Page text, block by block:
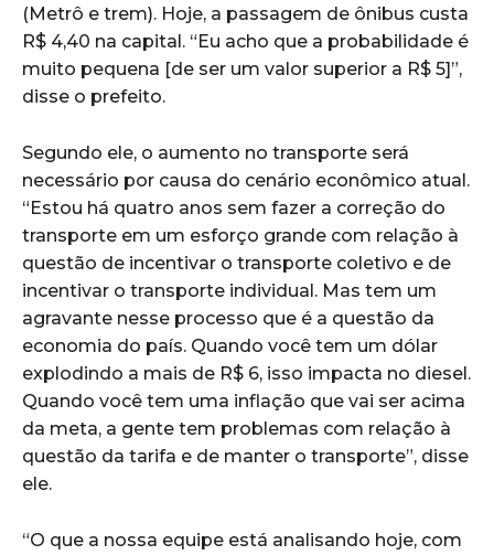
(Metrô e trem). Hoje, a passagem de ônibus custa
R$ 4,40 na capital. “Eu acho que a probabilidade é
muito pequena [de ser um valor superior a R$ 5]”,
disse o prefeito.
Segundo ele, o aumento no transporte será
necessário por causa do cenário econômico atual.
“Estou há quatro anos sem fazer a correção do
transporte em um esforço grande com relação à
questão de incentivar o transporte coletivo e de
incentivar o transporte individual. Mas tem um
agravante nesse processo que é a questão da
economia do país. Quando você tem um dólar
explodindo a mais de R$ 6, isso impacta no diesel.
Quando você tem uma inflação que vai ser acima
da meta, a gente tem problemas com relação à
questão da tarifa e de manter o transporte”, disse
ele.
“O que a nossa equipe está analisando hoje, com